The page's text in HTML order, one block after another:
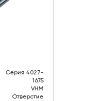
Серия 4027-
1675
VHM
Отверстие